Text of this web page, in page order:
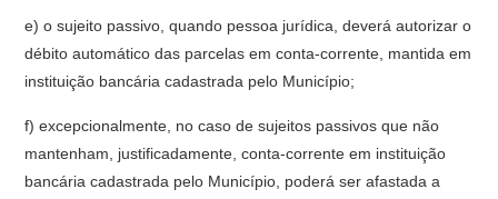
e) o sujeito passivo, quando pessoa jurídica, deverá autorizar o
débito automático das parcelas em conta-corrente, mantida em
instituição bancária cadastrada pelo Município;
f) excepcionalmente, no caso de sujeitos passivos que não
mantenham, justificadamente, conta-corrente em instituição
bancária cadastrada pelo Município, poderá ser afastada a